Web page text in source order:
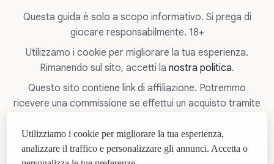
Questa guida è solo a scopo informativo. Si prega di
giocare responsabilmente. 18+
Utilizzamo i cookie per migliorare la tua esperienza.
Rimanendo sul sito, accetti la nostra politica.
Questo sito contiene link di affiliazione. Potremmo
ricevere una commissione se effettui un acquisto tramite
Se hai problemi di dipendenza dal gioco, puoi trovare
aiutoqui.
Utilizziamo i cookie per migliorare la tua esperienza,
analizzare il traffico e personalizzare gli annunci. Accetta o